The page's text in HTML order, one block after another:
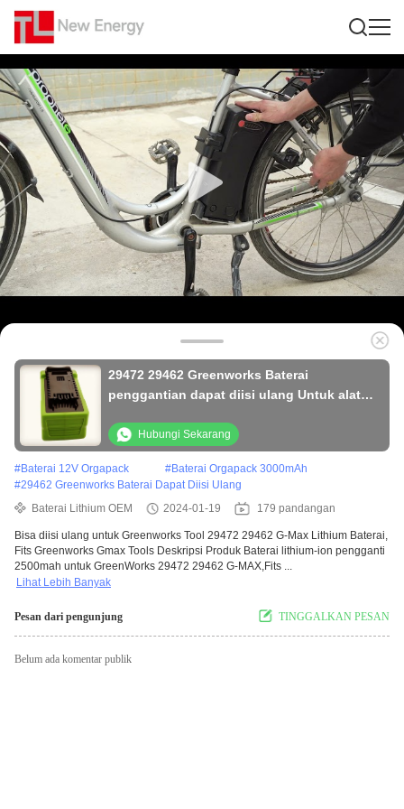
29472 29462 Greenworks Baterai
penggantian dapat diisi ulang Untuk alat
Hubungi Sekarang
#Baterai 12V Orgapack #Baterai Orgapack 3000mAh
#29462 Greenworks Baterai Dapat Diisi Ulang
Baterai Lithium OEM
2024-01-19 179 pandangan
Bisa diisi ulang untuk Greenworks Tool 29472 29462 G-Max Lithium Baterai,
Fits Greenworks Gmax Tools Deskripsi Produk Baterai lithium-ion pengganti
2500mah untuk GreenWorks 29472 29462 G-MAX,Fits ...
Lihat Lebih Banyak
Pesan dari pengunjung TINGGALKAN PESAN
Belum ada komentar publik